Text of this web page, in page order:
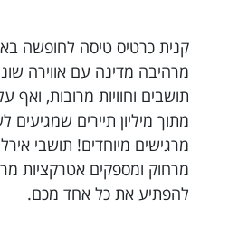
קנית כרטיס טיסה לחופשה
תושבים וחוויות מרובות,
מתוך מיליון תיירים
מרגישים מיוחדים! תושבי
מרחוק ומספקים אטרקציות
להפתיע את כל אחד מכם.